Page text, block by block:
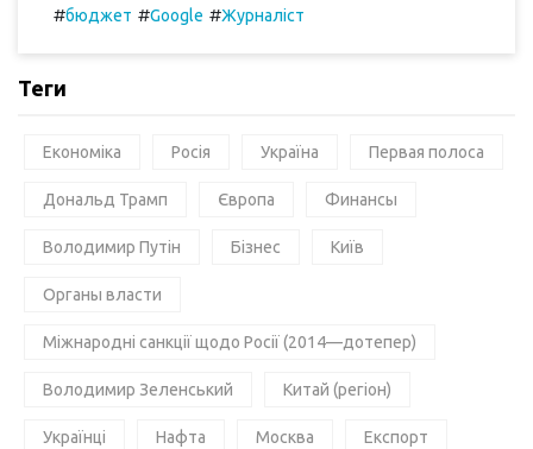
#бюджет #Google #Журналіст
Теги
Економіка Росія Україна Первая полоса
Дональд Трамп Європа Финансы
Володимир Путін Бізнес Київ
Органы власти
Міжнародні санкції щодо Росії (2014—дотепер)
Володимир Зеленський Китай (регіон)
Українці Нафта Москва Експорт